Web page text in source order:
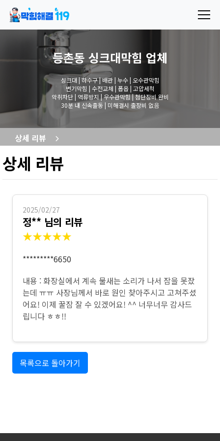
등촌동 싱크대막힘 업체
싱크대 | 하수구 | 배관 | 누수 | 오수관막힘
변기막힘 | 수전교체 | 폽옵 | 고압세척
악취차단 | 역류방지 | 우수관막힘 | 첨단장비 완비
30분 내 신속출동 | 미해결시 출장비 없음
상세 리뷰
상세 리뷰
2025/02/27
정** 님의 리뷰
★★★★★
*********6650
내용 : 화장실에서 계속 물새는 소리가 나서 잠을 못잤
는데 ㅠㅠ 사장님께서 바로 원인 찾아주시고 고쳐주셨
어요! 이제 꿀잠 잘 수 있겠어요! ^^ 너무너무 감사드
립니다 ㅎㅎ!!
목록으로 돌아가기